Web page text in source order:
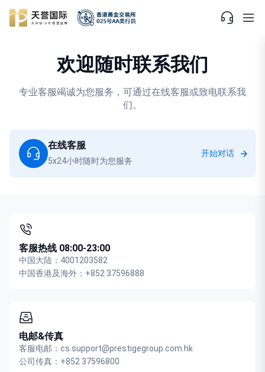
欢迎随时联系我们
专业客服竭诚为您服务，可通过在线客服或致电联系我
们。
在线客服
5x24小时随时为您服务
开始对话
客服热线 08:00-23:00
中国大陆：4001203582
中国香港及海外：+852 37596888
电邮&传真
客服电邮：cs.support@prestigegroup.com.hk
公司传真：+852 37596800